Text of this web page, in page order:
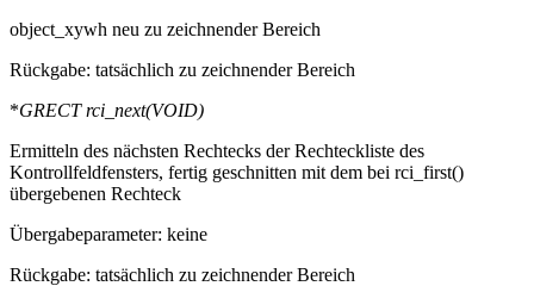
object_xywh neu zu zeichnender Bereich
Rückgabe: tatsächlich zu zeichnender Bereich
*GRECTrci_next(VOID)
Ermitteln des nächsten Rechtecks der Rechteckliste des
Kontrollfeldfensters, fertig geschnitten mit dem bei rci_first()
übergebenen Rechteck
Übergabeparameter: keine
Rückgabe: tatsächlich zu zeichnender Bereich